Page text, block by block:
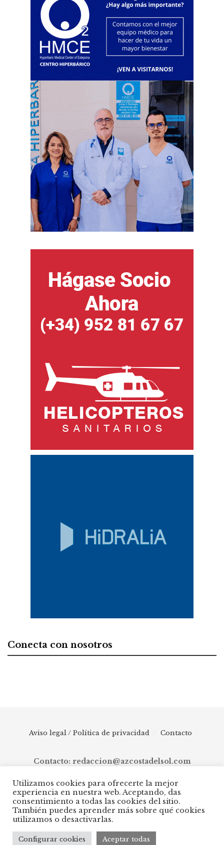
Conecta con nosotros
Aviso legal / Política de privacidad Contacto
Contacto: redaccion@azcostadelsol.com
© 2025 AZ Costa del Sol - Diario digital de Málaga capital hasta
Manilva, pasando por Torremolinos, Benalmádena, Fuengirola,
Mijas, Ojén, Marbella, Istán, Benahavís, Estepona y Casares.
Utilizamos cookies para ofrecerte la mejor
experiencia en nuestra web. Aceptando, das
consentimiento a todas las cookies del sitio.
También puedes aprender más sobre qué cookies
utilizamos o desactivarlas.
Configurar cookies Aceptar todas